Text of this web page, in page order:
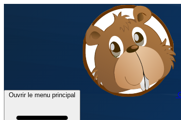
Ouvrir le menu principal